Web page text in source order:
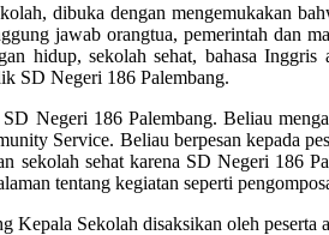
dibuka dengan mengemukakan
jawab orangtua, pemerintah dan
hidup, sekolah sehat, bahasa
SD Negeri 186 Palembang.
Negeri 186 Palembang. Beliau
Service. Beliau berpesan kepada
sehat karena SD Negeri 186
tentang kegiatan seperti
Sekolah disaksikan oleh